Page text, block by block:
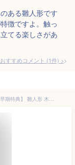
ある雛人形です
徴ですよ。触っ
てる楽しさがあ
すすめコメント (1件) >
【25年1月中旬お届け予定分 受付中】 【12/15まで早期特典】 雛人形 木製 おしゃれ コンパクト インテリア ひな飾り 初節句 節句 ひな人形 モダン 天然木 国産 可愛い 収納飾り 木 玄関 桃の節句 組み木 今どき 【クムキ 色 〜いろ〜 五人雛飾り 寄木衣装】